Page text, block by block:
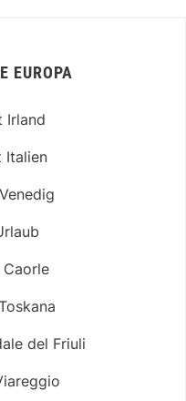
EUROPA
Irland
Italien
Caorle
del Friuli